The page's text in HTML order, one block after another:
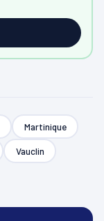
Martinique
Vauclin